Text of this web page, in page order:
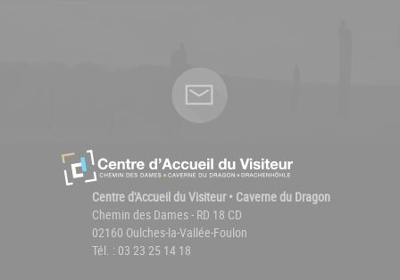
Centre d'Accueil du Visiteur • Caverne du Dragon
Chemin des Dames - RD 18 CD
02160 Oulches-la-Vallée-Foulon
Tél. : 03 23 25 14 18